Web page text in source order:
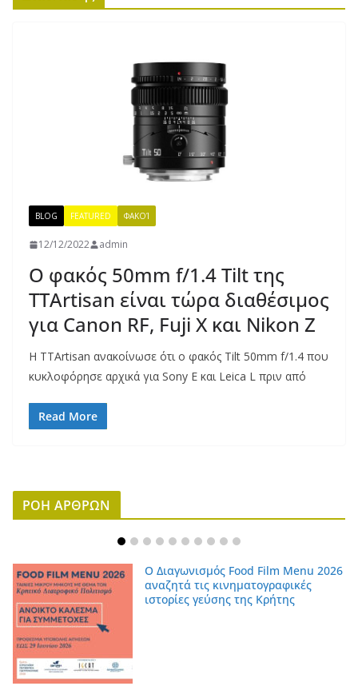
BLOG FEATURED ΦΑΚΟΊ
12/12/2022 admin
Ο φακός 50mm f/1.4 Tilt της
TTArtisan είναι τώρα διαθέσιμος
για Canon RF, Fuji X και Nikon Z
Η TTArtisan ανακοίνωσε ότι ο φακός Tilt 50mm f/1.4 που
κυκλοφόρησε αρχικά για Sony E και Leica L πριν από
Read More
ΡΟΗ ΑΡΘΡΩΝ
Ο Διαγωνισμός Food Film Menu 2026
αναζητά τις κινηματογραφικές
ιστορίες γεύσης της Κρήτης